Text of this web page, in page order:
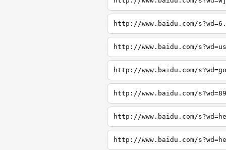
http://www.baidu.com/
http://www.baidu.com/
http://www.baidu.com/
http://www.baidu.com/
http://www.baidu.com/
http://www.baidu.com/